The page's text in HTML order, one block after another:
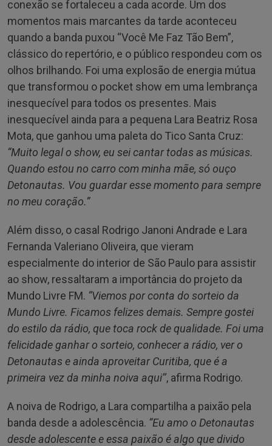
conexão se fortaleceu a cada acorde. Um dos
momentos mais marcantes da tarde aconteceu
quando a banda puxou “Você Me Faz Tão Bem”,
clássico do repertório, e o público respondeu com os
olhos brilhando. Foi uma explosão de energia mútua
que transformou o pocket show em uma lembrança
inesquecível para todos os presentes. Mais
inesquecível ainda para a pequena Lara Beatriz Rosa
Mota, que ganhou uma paleta do Tico Santa Cruz:
“Muito legal o show, eu sei cantar todas as músicas.
Quando estou no carro com minha mãe, só ouço
Detonautas. Vou guardar esse momento para sempre
no meu coração.”
Além disso, o casal Rodrigo Janoni Andrade e Lara
Fernanda Valeriano Oliveira, que vieram
especialmente do interior de São Paulo para assistir
ao show, ressaltaram a importância do projeto da
Mundo Livre FM. “Viemos por conta do sorteio da
Mundo Livre. Ficamos felizes demais. Sempre gostei
do estilo da rádio, que toca rock de qualidade. Foi uma
felicidade ganhar o sorteio, conhecer a rádio, ver o
Detonautas e ainda aproveitar Curitiba, que é a
primeira vez da minha noiva aqui’’, afirma Rodrigo.
A noiva de Rodrigo, a Lara compartilha a paixão pela
banda desde a adolescência. “Eu amo o Detonautas
desde adolescente e essa paixão é algo que divido